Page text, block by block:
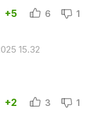
+5 6 1
15.32
+2 3 1